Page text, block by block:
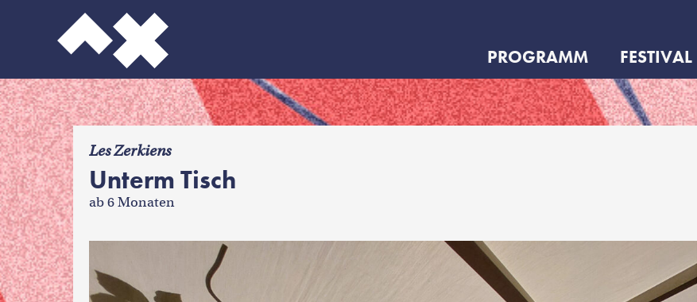
PROGRAMM FESTIVAL
f
Les Zerkiens
Unterm Tisch
ab 6 Monaten